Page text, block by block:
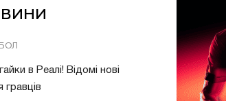
в Реалі! Відомі нові
гравців